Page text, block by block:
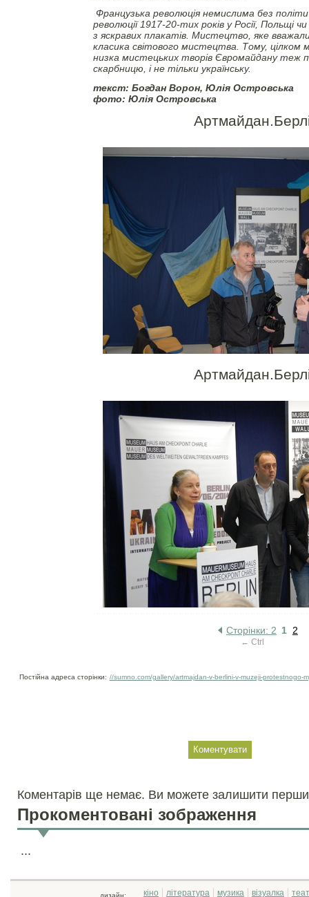
Французька революція немислима без
революції 1917-20-тих років у Росії, Польщі
з яскравих плакатів. Мистецтво, яке
класика світового мистецтва. Тому, цілком
низка мистецьких творів Євромайдану теж
скарбницю, і не тільки українську.
текст: Богдан Ворон, Юлія Островська
фото: Юлія Островська
Сторінки: 2 1 2
← Ctrl
Постійна адреса сторінки: //sumno.com/gallery/artmajdan-v-berlini-v-muzeji-protestnogo-
Коментарів ще немає. Ви можете залишити
Прокоментовані зображення
...
дизайн: кіно література музика візуалка